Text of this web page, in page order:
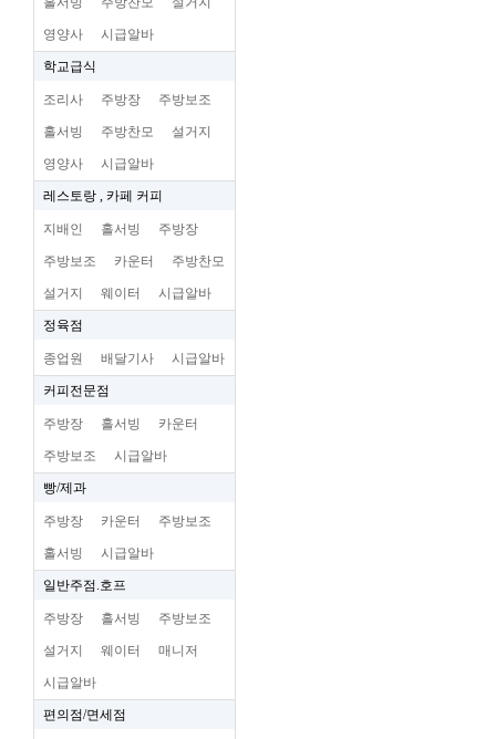
영양사 시급알바
학교급식
조리사 주방장 주방보조
홀서빙 주방찬모 설거지
영양사 시급알바
레스토랑 , 카페 커피
지배인 홀서빙 주방장
주방보조 카운터 주방찬모
설거지 웨이터 시급알바
정육점
종업원 배달기사 시급알바
커피전문점
주방장 홀서빙 카운터
주방보조 시급알바
빵/제과
주방장 카운터 주방보조
홀서빙 시급알바
일반주점.호프
주방장 홀서빙 주방보조
설거지 웨이터 매니저
시급알바
편의점/면세점